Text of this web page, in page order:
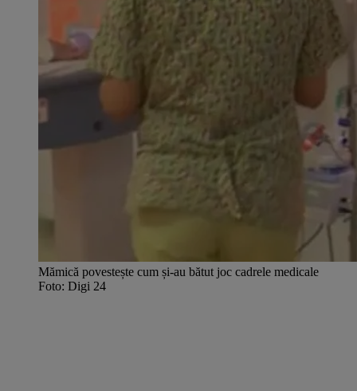
Mămică povestește cum și-au bătut joc cadrele medicale
Foto: Digi 24